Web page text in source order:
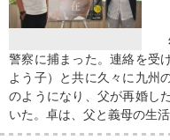
警察に捕まった。連絡を受
よう子）と共に久々に九州
のようになり、父が再婚し
いた。卓は、父と義母の生